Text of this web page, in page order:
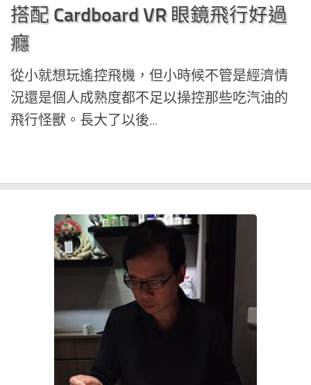
搭配 Cardboard VR 眼鏡飛行好過
癮
從小就想玩遙控飛機，但小時候不管是經濟情
況還是個人成熟度都不足以操控那些吃汽油的
飛行怪獸。長大了以後...